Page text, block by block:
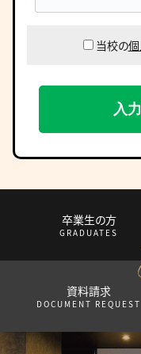
当校の
卒業生の方
GRADUATES
資料請求
DOCUMENT REQUEST